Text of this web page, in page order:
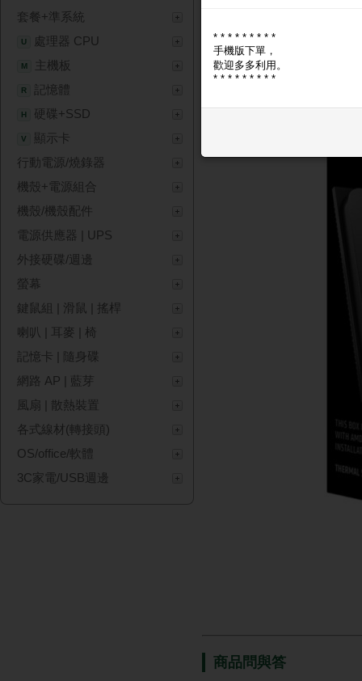
套餐+準系統
U 處理器 CPU
M 主機板
R 記憶體
H 硬碟+SSD
V
顯示卡
行動電源/燒錄器
機殼+電源組合
機殼/機殼配件
電源供應器 | UPS
外接硬碟/週邊
螢幕
鍵鼠組 | 滑鼠 | 搖桿
喇叭 | 耳麥 | 椅
記憶卡 | 隨身碟
網路 AP | 藍芽
風扇 | 散熱裝置
各式線材(轉接頭)
OS/office/軟體
3C家電/USB週邊
商品圖片
商品問與答
* * * * * * * * *
手機版下單，
歡迎多多利用。
* * * * * * * * *